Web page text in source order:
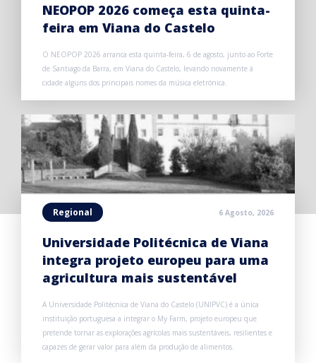
NEOPOP 2026 começa esta quinta-
feira em Viana do Castelo
O NEOPOP 2026 arranca esta quinta-feira, 6 de agosto, junto ao Forte
de Santiago da Barra, em Viana do Castelo, levando novamente à
cidade alguns dos principais nomes da música eletrónica.
Regional 6 Agosto, 2026
Universidade Politécnica de Viana
integra projeto europeu para uma
agricultura mais sustentável
A Universidade Politécnica de Viana do Castelo (UNIPVC) é a única
instituição portuguesa a integrar o My Farm, projeto europeu que
pretende tornar as explorações agrícolas mais sustentáveis, resilientes e
capazes de gerar valor para além da produção de alimentos.